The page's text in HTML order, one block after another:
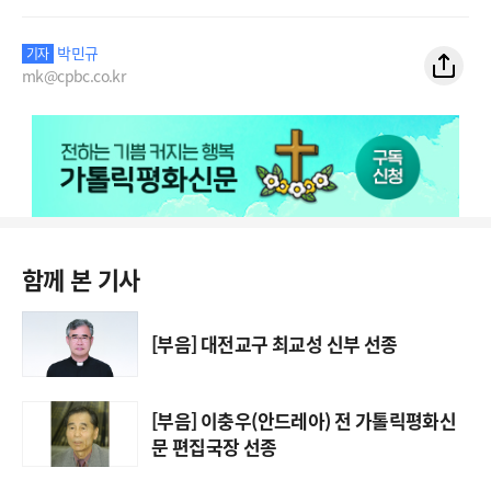
기자 박민규
mk@cpbc.co.kr
함께 본 기사
[부음] 대전교구 최교성 신부 선종
[부음] 이충우(안드레아) 전 가톨릭평화신
문 편집국장 선종